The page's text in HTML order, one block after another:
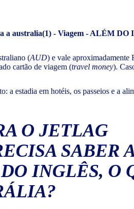
(AUD) e vale aproximadamente
cartão de viagem (travel money).
a estadia em hotéis, os passeios e a
O JETLAG